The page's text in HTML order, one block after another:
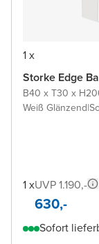
1 x
Storke Edge
B40 x T30 x
Weiß Glänzend|
1 xUVP 1.190,-
630,-
Sofort